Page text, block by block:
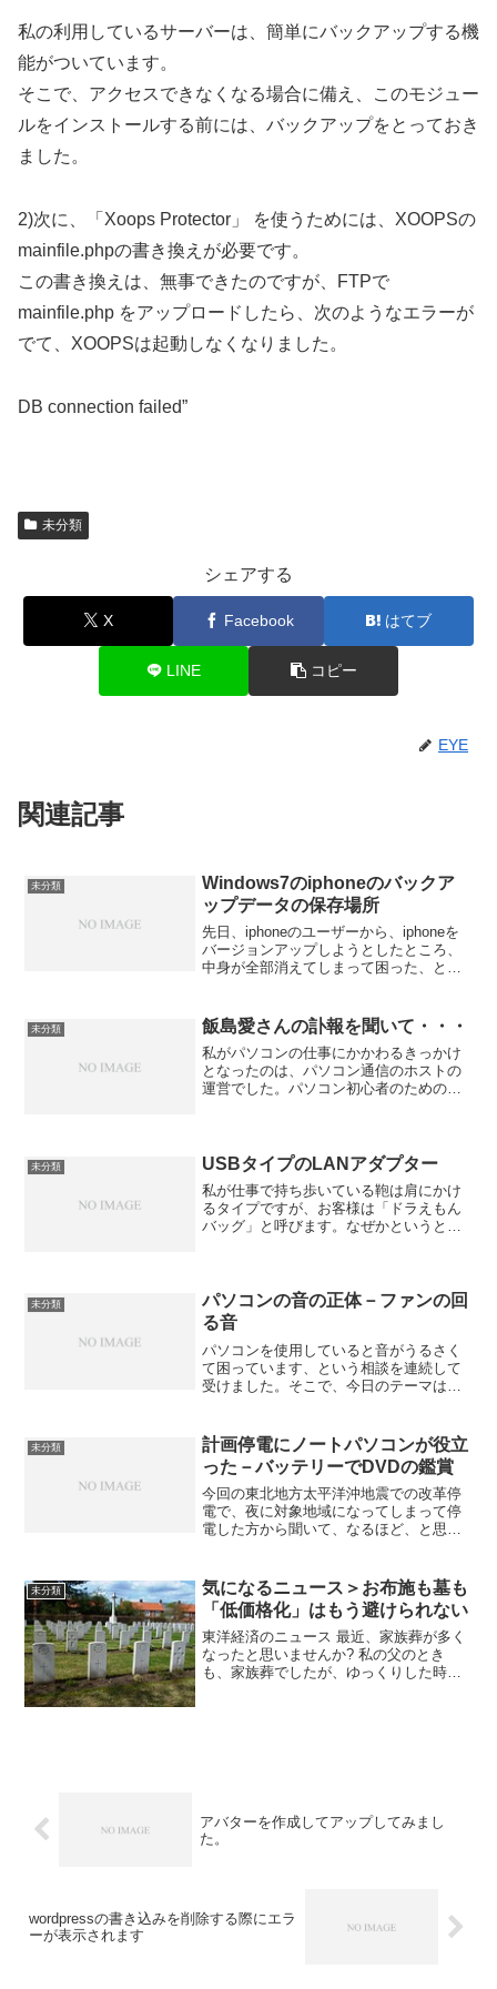
私の利用しているサーバーは、簡単にバックアップする機
能がついています。
そこで、アクセスできなくなる場合に備え、このモジュー
ルをインストールする前には、バックアップをとっておき
ました。
2)次に、「Xoops Protector」 を使うためには、XOOPSの
mainfile.phpの書き換えが必要です。
この書き換えは、無事できたのですが、FTPで
mainfile.php をアップロードしたら、次のようなエラーが
でて、XOOPSは起動しなくなりました。
DB connection failed”
未分類
シェアする
X Facebook はてブ
LINE コピー
EYE
関連記事
未分類
Windows7のiphoneのバックア
ップデータの保存場所
先日、iphoneのユーザーから、iphoneを
バージョンアップしようとしたところ、
中身が全部消えてしまって困った、との
プデータからiphoneのバックアップデー
タを探...
未分類 飯島愛さんの訃報を聞いて・・・
私がパソコンの仕事にかかわるきっかけ
となったのは、パソコン通信のホストの
運営でした。パソコン初心者のためのパ
に載るので、掲示板で宣伝さ...
未分類 USBタイプのLANアダプター
私が仕事で持ち歩いている鞄は肩にかけ
るタイプですが、お客様は「ドラえもん
バッグ」と呼びます。なぜかというと、
にある「USBタイプのL...
未分類
パソコンの音の正体－ファンの回
る音
パソコンを使用していると音がうるさく
て困っています、という相談を連続して
受けました。そこで、今日のテーマは、
ケースを開けてみるとわかりますが、フ
ァンが回っています。「パ...
未分類
計画停電にノートパソコンが役立
った－バッテリーでDVDの鑑賞
今回の東北地方太平洋沖地震での改革停
電で、夜に対象地域になってしまって停
電した方から聞いて、なるほど、と思っ
は、ノート型パソコンの新規購入のお手
伝いをしました。ノート型パ...
未分類
気になるニュース＞お布施も墓も
「低価格化」はもう避けられない
東洋経済のニュース 最近、家族葬が多く
なったと思いませんか? 私の父のとき
も、家族葬でしたが、ゆっくりした時間
アバターを作成してアップしてみまし
た。
wordpressの書き込みを削除する際にエラ
ーが表示されます